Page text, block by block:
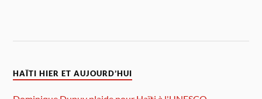
HAÏTI HIER ET AUJOURD’HUI